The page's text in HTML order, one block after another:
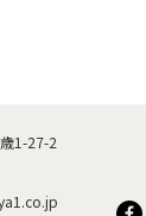
1-27-2